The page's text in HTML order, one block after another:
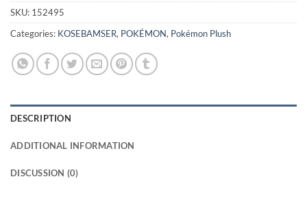
SKU: 152495
Categories: KOSEBAMSER, POKÉMON, Pokémon Plush
DESCRIPTION
ADDITIONAL INFORMATION
DISCUSSION (0)